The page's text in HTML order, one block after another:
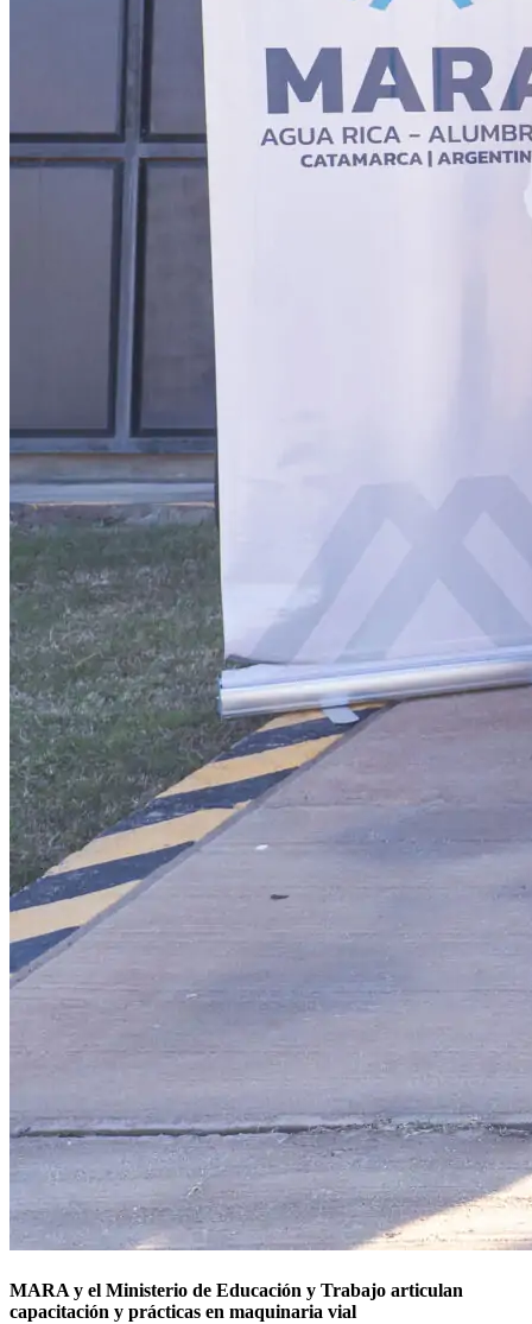
MARA y el Ministerio de Educación y Trabajo articulan
capacitación y prácticas en maquinaria vial